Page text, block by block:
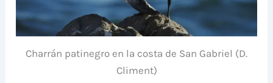
Charrán patinegro en la costa de San Gabriel (D.
Climent)